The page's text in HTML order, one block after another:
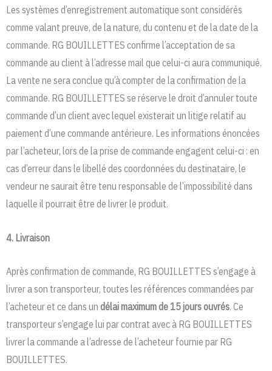
Les systèmes d’enregistrement automatique sont considérés
comme valant preuve, de la nature, du contenu et de la date de la
commande. RG BOUILLETTES confirme l’acceptation de sa
commande au client à l’adresse mail que celui-ci aura communiqué.
La vente ne sera conclue qu’à compter de la confirmation de la
commande. RG BOUILLETTES se réserve le droit d’annuler toute
commande d’un client avec lequel existerait un litige relatif au
paiement d’une commande antérieure. Les informations énoncées
par l’acheteur, lors de la prise de commande engagent celui-ci : en
cas d’erreur dans le libellé des coordonnées du destinataire, le
vendeur ne saurait être tenu responsable de l’impossibilité dans
laquelle il pourrait être de livrer le produit.
4. Livraison
Après confirmation de commande, RG BOUILLETTES s’engage à
livrer a son transporteur, toutes les références commandées par
l’acheteur et ce dans un délai maximum de 15 jours ouvrés. Ce
transporteur s’engage lui par contrat avec à RG BOUILLETTES
livrer la commande a l’adresse de l’acheteur fournie par RG
BOUILLETTES.